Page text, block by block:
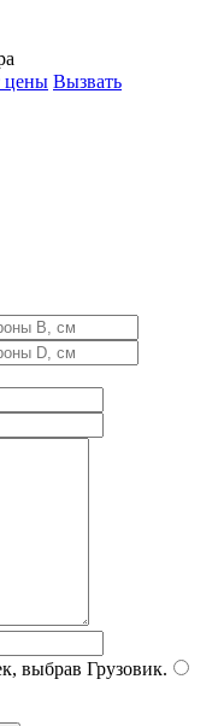
цены Вызвать
выбрав Грузовик.